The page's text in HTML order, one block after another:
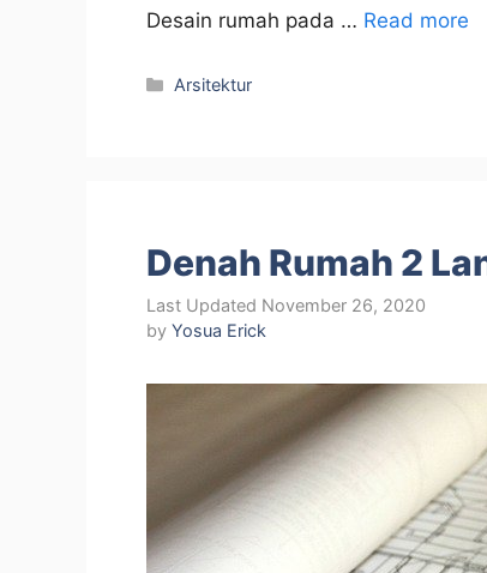
Desain rumah pada … Read more
Categories
Arsitektur
Denah Rumah 2
November 26, 2020
by Yosua Erick